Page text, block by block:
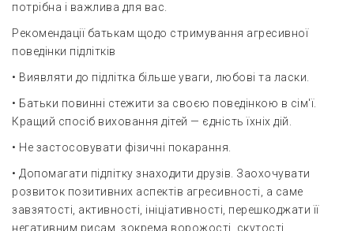
потрібна і важлива для вас.
Рекомендації батькам щодо стримування агресивної
поведінки підлітків
• Виявляти до підлітка більше уваги, любові та ласки.
• Батьки повинні стежити за своєю поведінкою в сім'ї.
Кращий спосіб виховання дітей — єдність їхніх дій.
• Не застосовувати фізичні покарання.
• Допомагати підлітку знаходити друзів. Заохочувати
розвиток позитивних аспектів агресивності, а саме
завзятості, активності, ініціативності, перешкоджати її
негативним рисам, зокрема ворожості, скутості.